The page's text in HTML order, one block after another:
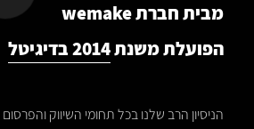
מבית חברת wemake
הפועלת משנת2014 בדיגיטל
הניסיון הרב שלנו בכל תחומי השיווק והפרסום